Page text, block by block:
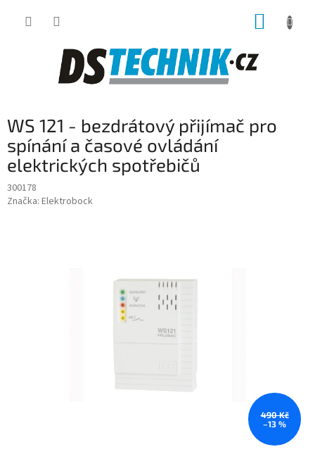
WS 121 - bezdrátový přijímač pro
spínání a časové ovládání
elektrických spotřebičů
300178
Značka: Elektrobock
490 Kč
–13 %